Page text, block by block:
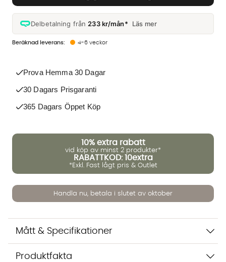
Delbetalning från 233 kr/mån* Läs mer
4-6 veckor
Prova Hemma 30 Dagar
30 Dagars Prisgaranti
365 Dagars Öppet Köp
10% extra rabatt
vid köp av minst 2 produkter*
RABATTKOD: 10extra
*Exkl. Fast lågt pris & Outlet
Handla nu, betala i slutet av oktober
Mått & Specifikationer
Produktfakta
sparas i upp till 24 timmar för att kunna hjälpa dig. Vi delar
inte dina uppgifter med tredje part. Läs mer i vår
integritetspolicy.
Jag godkänner att konversationen sparas
Starta chatten